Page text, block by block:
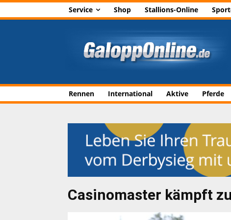
Service Shop Stallions-Online
Rennen International Aktive Pferde
Casinomaster kämpft